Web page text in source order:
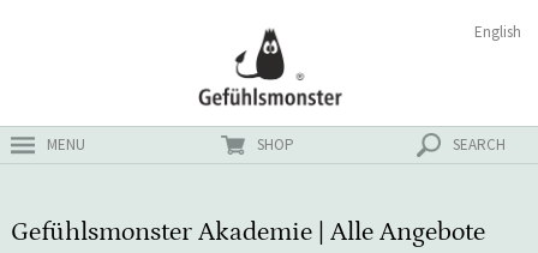
MENU SHOP SEARCH
English
Gefühlsmonster Akademie | Alle Angebote